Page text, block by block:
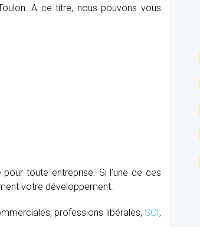
A ce titre, nous pouvons vous
toute entreprise. Si l’une de ces
votre développement.
professions libérales, SCI,